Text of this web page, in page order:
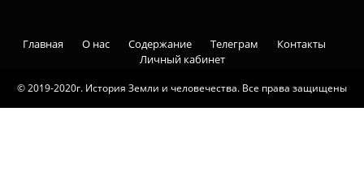
© 2019-2020г. История Земли и человечества. Все права защищены
Главная О нас Содержание Телеграм
Контакты
Личный кабинет